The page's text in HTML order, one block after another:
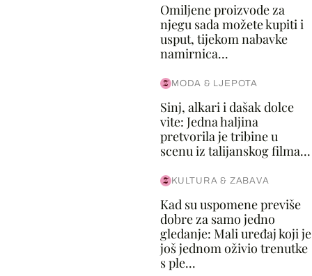
Omiljene proizvode za
njegu sada možete kupiti i
usput, tijekom nabavke
namirnica...
MODA & LJEPOTA
Sinj, alkari i dašak dolce
vite: Jedna haljina
pretvorila je tribine u
scenu iz talijanskog filma...
KULTURA & ZABAVA
Kad su uspomene previše
dobre za samo jedno
gledanje: Mali uređaj koji je
još jednom oživio trenutke
s ple...